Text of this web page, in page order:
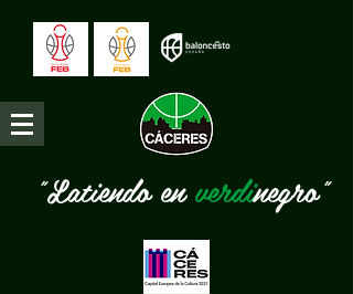
"Latiendo enverdinegro"